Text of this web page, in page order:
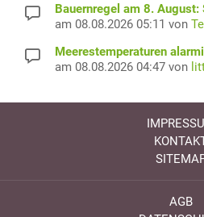
Bauernregel am 8. August:
am 08.08.2026 05:11 von
Meerestemperaturen
am 08.08.2026 04:47 von
AGB